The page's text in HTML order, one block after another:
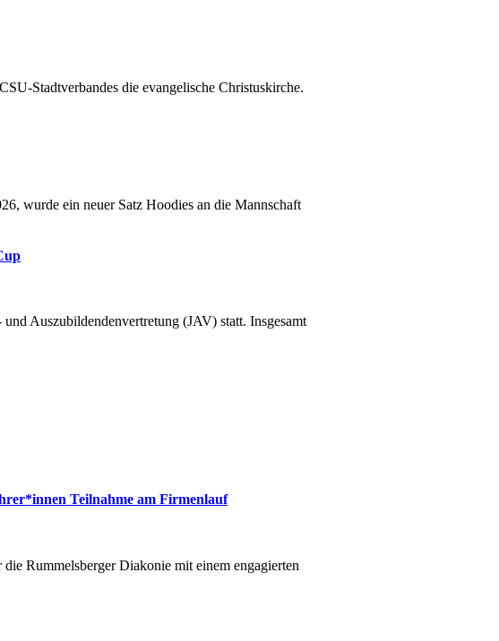
Stadtverbandes die evangelische Christuskirche.
wurde ein neuer Satz Hoodies an die Mannschaft
Auszubildendenvertretung (JAV) statt. Insgesamt
Teilnahme am Firmenlauf
Rummelsberger Diakonie mit einem engagierten